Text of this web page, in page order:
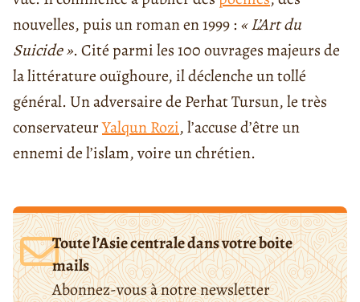
nouvelles, puis un roman en 1999 : « L’Art du
Suicide ». Cité parmi les 100 ouvrages majeurs de
la littérature ouïghoure, il déclenche un tollé
général. Un adversaire de Perhat Tursun, le très
conservateurYalqun Rozi,l’accuse d’être un
ennemi de l’islam, voire un chrétien.
Toute l’Asie centrale dans votre boite
mails
Abonnez-vous à notre newsletter